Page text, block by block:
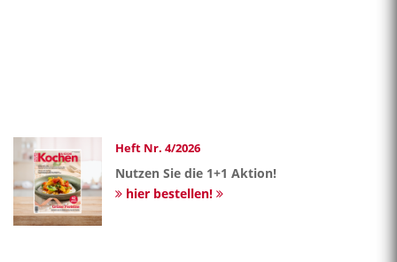
Heft Nr. 4/2026
Nutzen Sie die 1+1 Aktion!
hier bestellen!